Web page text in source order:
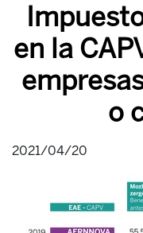
en la
o
2021/04/20